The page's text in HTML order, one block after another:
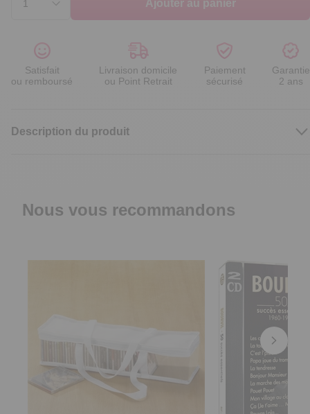
Ajouter au panier
Satisfait
ou remboursé
Livraison domicile
ou Point Retrait
Paiement
sécurisé
Garantie
2 ans
Description du produit
Nous vous recommandons